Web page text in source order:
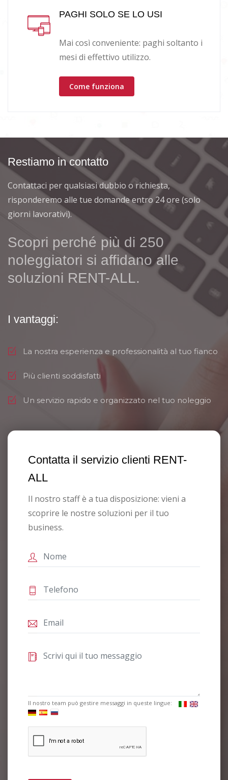
PAGHI SOLO SE LO USI
Mai così conveniente: paghi soltanto i
mesi di effettivo utilizzo.
Come funziona
Restiamo in contatto
Contattaci per qualsiasi dubbio o richiesta,
risponderemo alle tue domande entro 24 ore (solo
giorni lavorativi).
Scopri perché più di 250
noleggiatori si affidano alle
soluzioni RENT-ALL.
I vantaggi:
La nostra esperienza e professionalità al tuo fianco
Più clienti soddisfatti
Un servizio rapido e organizzato nel tuo noleggio
Contatta il servizio clienti RENT-
ALL
Il nostro staff è a tua disposizione: vieni a
scoprire le nostre soluzioni per il tuo
business.
Il nostro team può gestire messaggi in queste lingue: